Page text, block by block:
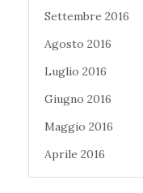
Settembre 2016
Agosto 2016
Luglio 2016
Giugno 2016
Maggio 2016
Aprile 2016